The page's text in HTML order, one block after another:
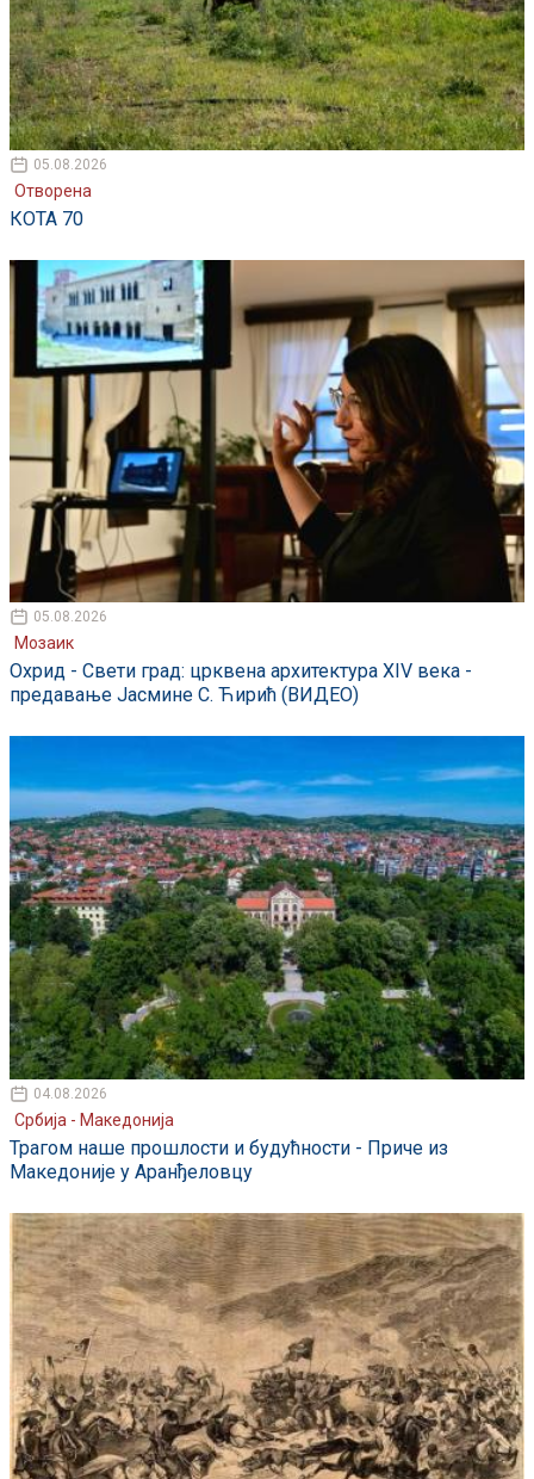
05.08.2026
Отворена
КОТА 70
05.08.2026
Мозаик
Охрид - Свети град: црквена архитектура XIV века -
предавање Јасмине С. Ћирић (ВИДЕО)
04.08.2026
Србија - Македонија
Трагом наше прошлости и будућности - Приче из
Македоније у Аранђеловцу